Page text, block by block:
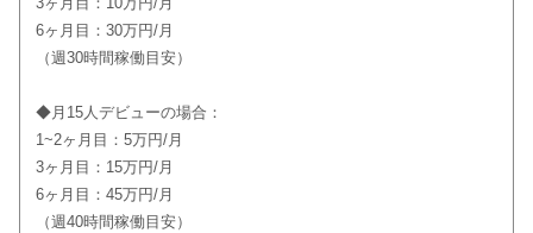
6ヶ月目：30万円/月
（週30時間稼働目安）
◆月15人デビューの場合：
1~2ヶ月目：5万円/月
3ヶ月目：15万円/月
6ヶ月目：45万円/月
（週40時間稼働目安）